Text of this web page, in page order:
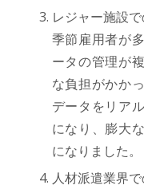
レジャー施設
季節雇用者が
ータの管理が
な負担がかか
データをリア
になり、膨大
になりました。
人材派遣業界